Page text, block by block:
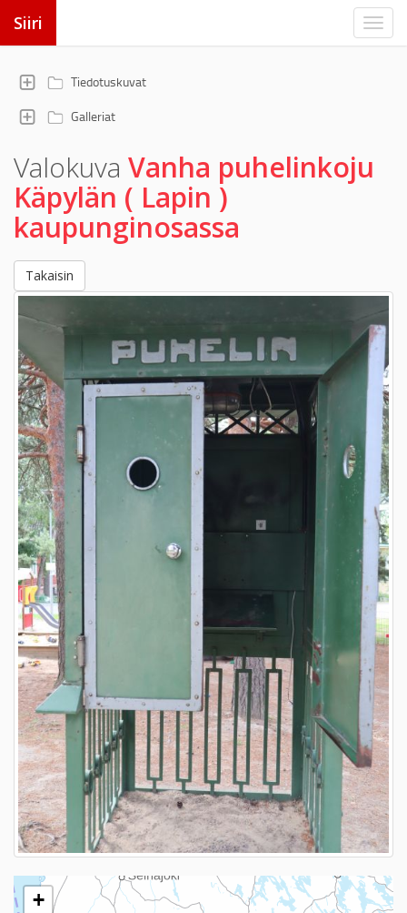
Siiri
Tiedotuskuvat
Galleriat
Valokuva Vanha puhelinkoju
Käpylän ( Lapin )
kaupunginosassa
Takaisin
+